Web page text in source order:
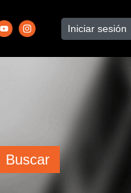
Iniciar sesión
Buscar